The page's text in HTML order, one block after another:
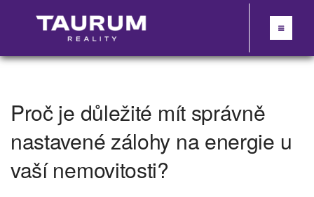
Proč je důležité mít správně
nastavené zálohy na energie u
vaší nemovitosti?